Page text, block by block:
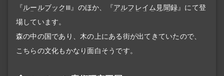
『ルールブックIII』のほか、『アルフレイム見聞録』にて登
場しています。
森の中の国であり、木の上にある街が出てきていたので、
こちらの文化もかなり面白そうです。